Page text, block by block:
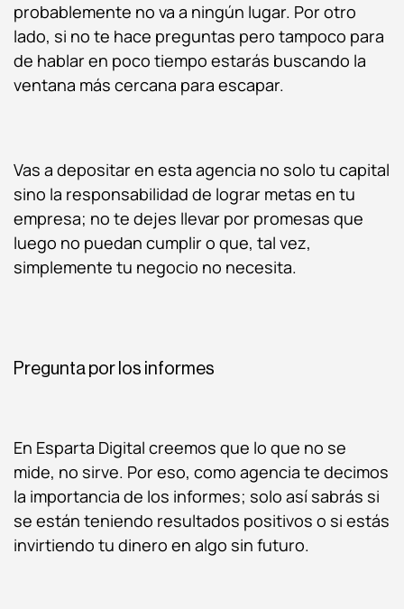
probablemente no va a ningún lugar. Por otro
lado, si no te hace preguntas pero tampoco para
de hablar en poco tiempo estarás buscando la
ventana más cercana para escapar.
Vas a depositar en esta agencia no solo tu capital
sino la responsabilidad de lograr metas en tu
empresa; no te dejes llevar por promesas que
luego no puedan cumplir o que, tal vez,
simplemente tu negocio no necesita.
Pregunta por los informes
En Esparta Digital creemos que lo que no se
mide, no sirve. Por eso, como agencia te decimos
la importancia de los informes; solo así sabrás si
se están teniendo resultados positivos o si estás
invirtiendo tu dinero en algo sin futuro.